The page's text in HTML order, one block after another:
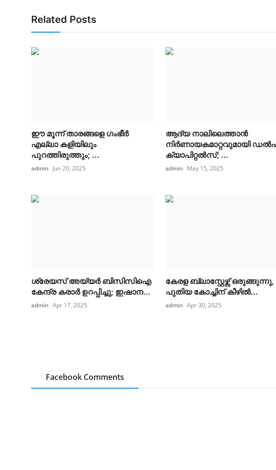
Related Posts
ഈ മൂന്ന് താരങ്ങളെ ഗംഭീർ
എല്ലാ കളിയിലും
പുറത്തിരുത്തും; ...
admin Jun 20, 2025
ആദ്യ നാലിലെത്താൻ
നിർണായകമാറ്റവുമായി
ക്യാപിറ്റൽസ്; ...
admin May 15, 2025
ശ്രേയസ് അയ്യര്‍ ബിസിസിഐ
കേന്ദ്ര കരാര്‍ ഉറപ്പിച്ചു; ഇഷാന...
admin Apr 17, 2025
കേരള ബ്ലാസ്റ്റേഴ്സ് ഒരുങ്ങുന്നു,
പുതിയ കോച്ചിന് കീഴില്‍...
admin Apr 30, 2025
Facebook Comments